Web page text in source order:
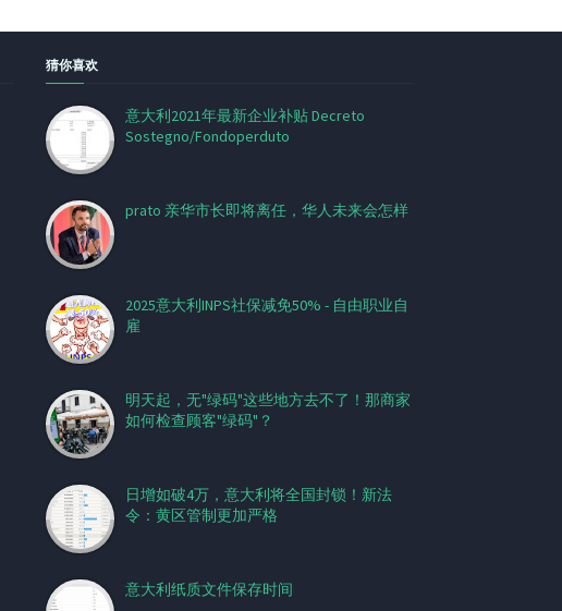
猜你喜欢
意大利2021年最新企业补贴 Decreto
Sostegno/Fondoperduto
prato 亲华市长即将离任，华人未来会怎样
2025意大利INPS社保减免50% - 自由职业自
雇
明天起，无"绿码"这些地方去不了！那商家
如何检查顾客"绿码"？
日增如破4万，意大利将全国封锁！新法
令：黄区管制更加严格
意大利纸质文件保存时间